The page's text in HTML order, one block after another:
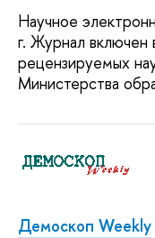
Научное
г. Журнал
рецензируемых
Министерства
Демоскоп Weekly